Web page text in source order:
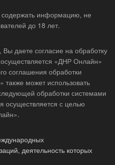
содержать информацию, не
до 18 лет.
даете согласие на обработку
«ДНР Онлайн»
соглашения обработки
может использовать
обработки системами
осуществляется с целью
деятельность которых